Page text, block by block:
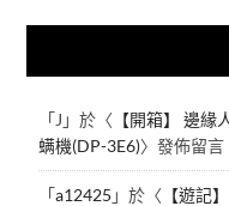
「J 」於〈 【開箱】 邊
螨機(DP-3E6)〉發佈留言
「a12425 」於〈 【遊記